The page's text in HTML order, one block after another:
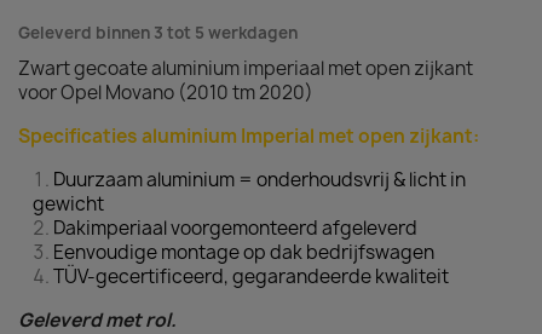
Geleverd binnen 3 tot 5 werkdagen
Zwart gecoate aluminium imperiaal met open zijkant
voor Opel Movano (2010 tm 2020)
Specificaties aluminium Imperial met open zijkant:
Duurzaam aluminium = onderhoudsvrij & licht in
gewicht
Dakimperiaal voorgemonteerd afgeleverd
Eenvoudige montage op dak bedrijfswagen
TÜV-gecertificeerd, gegarandeerde kwaliteit
Geleverd met rol.